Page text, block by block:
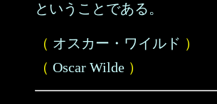
ということである。
（ オスカー・ワイルド ）
（ Oscar Wilde ）